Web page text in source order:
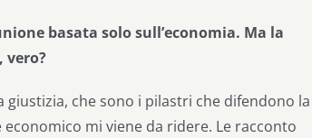
basata solo sull’economia. Ma la
vero?
che sono i pilastri che difendono la
mi viene da ridere. Le racconto